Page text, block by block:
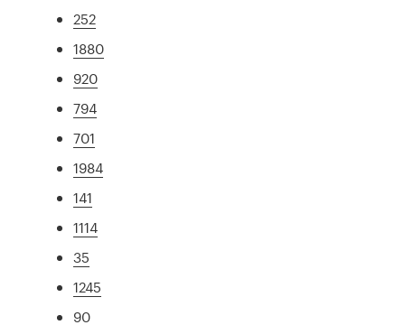
252
1880
920
794
701
1984
141
1114
35
1245
90